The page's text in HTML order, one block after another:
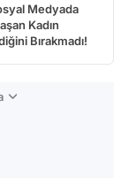
Medyada
Kadın
Bırakmadı!